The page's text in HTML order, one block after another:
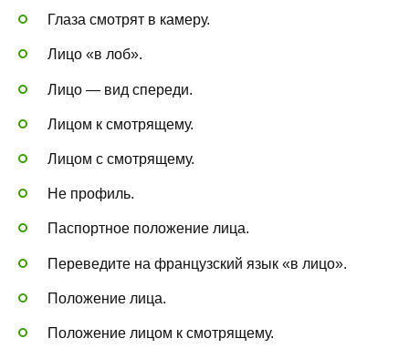
Глаза смотрят в камеру.
Лицо «в лоб».
Лицо — вид спереди.
Лицом к смотрящему.
Лицом с смотрящему.
Не профиль.
Паспортное положение лица.
Переведите на французский язык «в лицо».
Положение лица.
Положение лицом к смотрящему.